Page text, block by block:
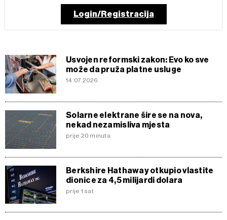
Login/Registracija
Usvojen reformski zakon: Evo ko sve
može da pruža platne usluge
14.07.2026
Solarne elektrane šire se na nova,
nekad nezamisliva mjesta
prije 20 minuta
Berkshire Hathaway otkupio vlastite
dionice za 4,5 milijardi dolara
prije 1 sat